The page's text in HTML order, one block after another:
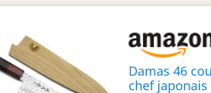
Damas 46
chef